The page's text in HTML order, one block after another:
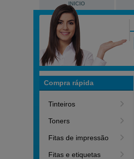
INICIO
Compra rápida
Tinteiros
Toners
Fitas de impressão
Fitas e etiquetas